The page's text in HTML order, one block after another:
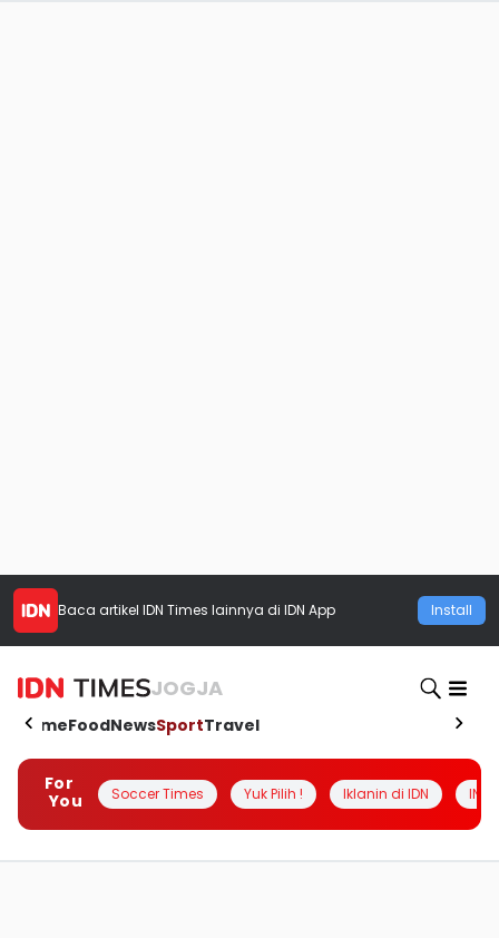
Baca artikel IDN Times lainnya di IDN App Install
JOGJA
HomeFoodNewsSportTravel
For
You
Soccer Times Yuk Pilih ! Iklanin di IDN